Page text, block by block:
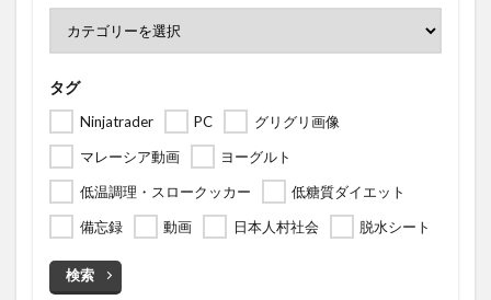
タグ
Ninjatrader PC
グリグリ画像
マレーシア動画
ヨーグルト
低温調理・スロークッカー
低糖質ダイエット
備忘録
動画 日本人村社会 脱水シート
検索